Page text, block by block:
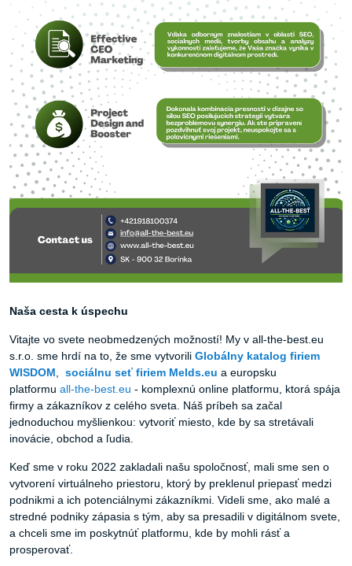
Naša cesta k úspechu
Vitajte vo svete neobmedzených možností! My v all-the-best.eu
s.r.o. sme hrdí na to, že sme vytvorili Globálny katalog firiem
WISDOM
sociálnu seť firiem Melds.eu a europsku
platformu all-the-best.eu - komplexnú online platformu, ktorá spája
firmy a zákazníkov z celého sveta. Náš príbeh sa začal
jednoduchou myšlienkou: vytvoriť miesto, kde by sa stretávali
inovácie, obchod a ľudia.
Keď sme v roku 2022 zakladali našu spoločnosť, mali sme sen o
vytvorení virtuálneho priestoru, ktorý by preklenul priepasť medzi
podnikmi a ich potenciálnymi zákazníkmi. Videli sme, ako malé a
stredné podniky zápasia s tým, aby sa presadili v digitálnom svete,
a chceli sme im poskytnúť platformu, kde by mohli rásť a
prosperovať.